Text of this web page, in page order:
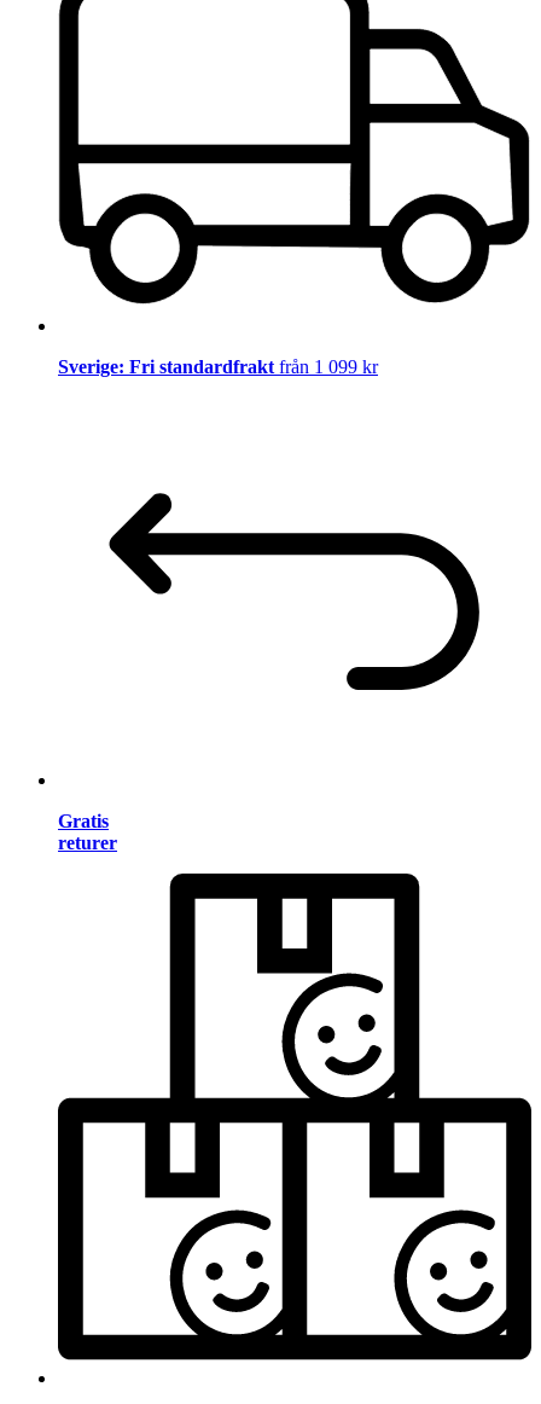
Sverige: Fri standardfrakt från 1 099 kr
Gratis
returer